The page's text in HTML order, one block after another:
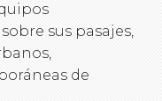
sus pasajes,
de